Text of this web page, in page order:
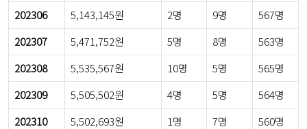
202306
5,143,145원 2명 9명
567명
202307
5,471,752원 5명 8명
563명
202308
5,535,567원 10명 5명
565명
202309
5,505,502원 4명 5명
564명
202310
5,502,693원 1명 7명
560명